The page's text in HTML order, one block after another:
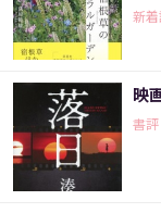
新
映
書評